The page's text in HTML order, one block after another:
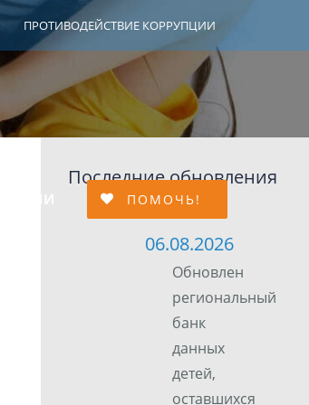
ПРОТИВОДЕЙСТВИЕ КОРРУПЦИИ
ПОМОЧЬ!
Последние обновления
06.08.2026
Обновлен
региональный
банк
данных
детей,
оставшихся